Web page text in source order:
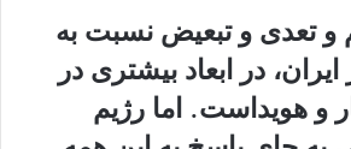
تعدی و تبعیض نسبت به
در ابعاد بیشتری در
و هویداست. اما رژیم